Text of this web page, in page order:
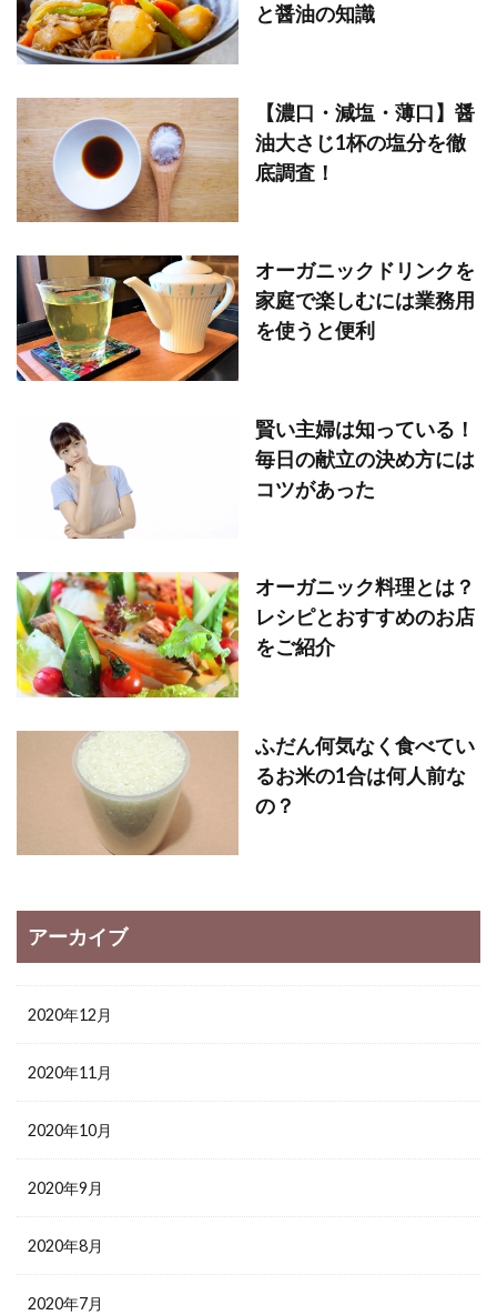
と醤油の知識
【濃口・減塩・薄口】醤
油大さじ1杯の塩分を徹
底調査！
オーガニックドリンクを
家庭で楽しむには業務用
を使うと便利
賢い主婦は知っている！
毎日の献立の決め方には
コツがあった
オーガニック料理とは？
レシピとおすすめのお店
をご紹介
ふだん何気なく食べてい
るお米の1合は何人前な
の？
アーカイブ
2020年12月
2020年11月
2020年10月
2020年9月
2020年8月
2020年7月